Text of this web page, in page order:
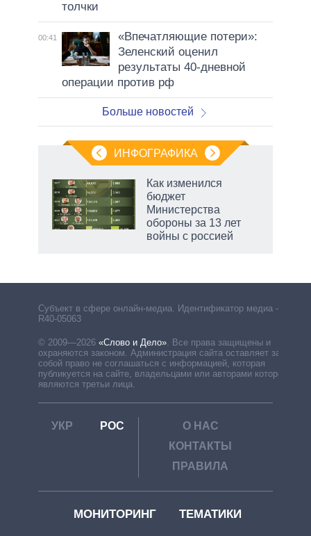
толчки
00:41
«Впечатляющие потери»:
Зеленский оценил
результаты 40-дневной
операции против рф
Больше новостей
ИНФОГРАФИКА
Как изменился
бюджет
Министерства
обороны за 13 лет
войны с россией
Субъект в сфере онлайн-медиа. Идентификатор медиа –
R40-05063
© 2009—2026 «Слово и Дело». Все права защищены и
охраняются законом. Администрация сайта оставляет за
собой право не соглашаться с информацией, которая
публикуется на сайте, владельцами или авторами которой
являются третьи лица.
УКР РОС
О НАС
КОНТАКТЫ
ПРАВИЛА
МОНИТОРИНГ ТЕМАТИКИ